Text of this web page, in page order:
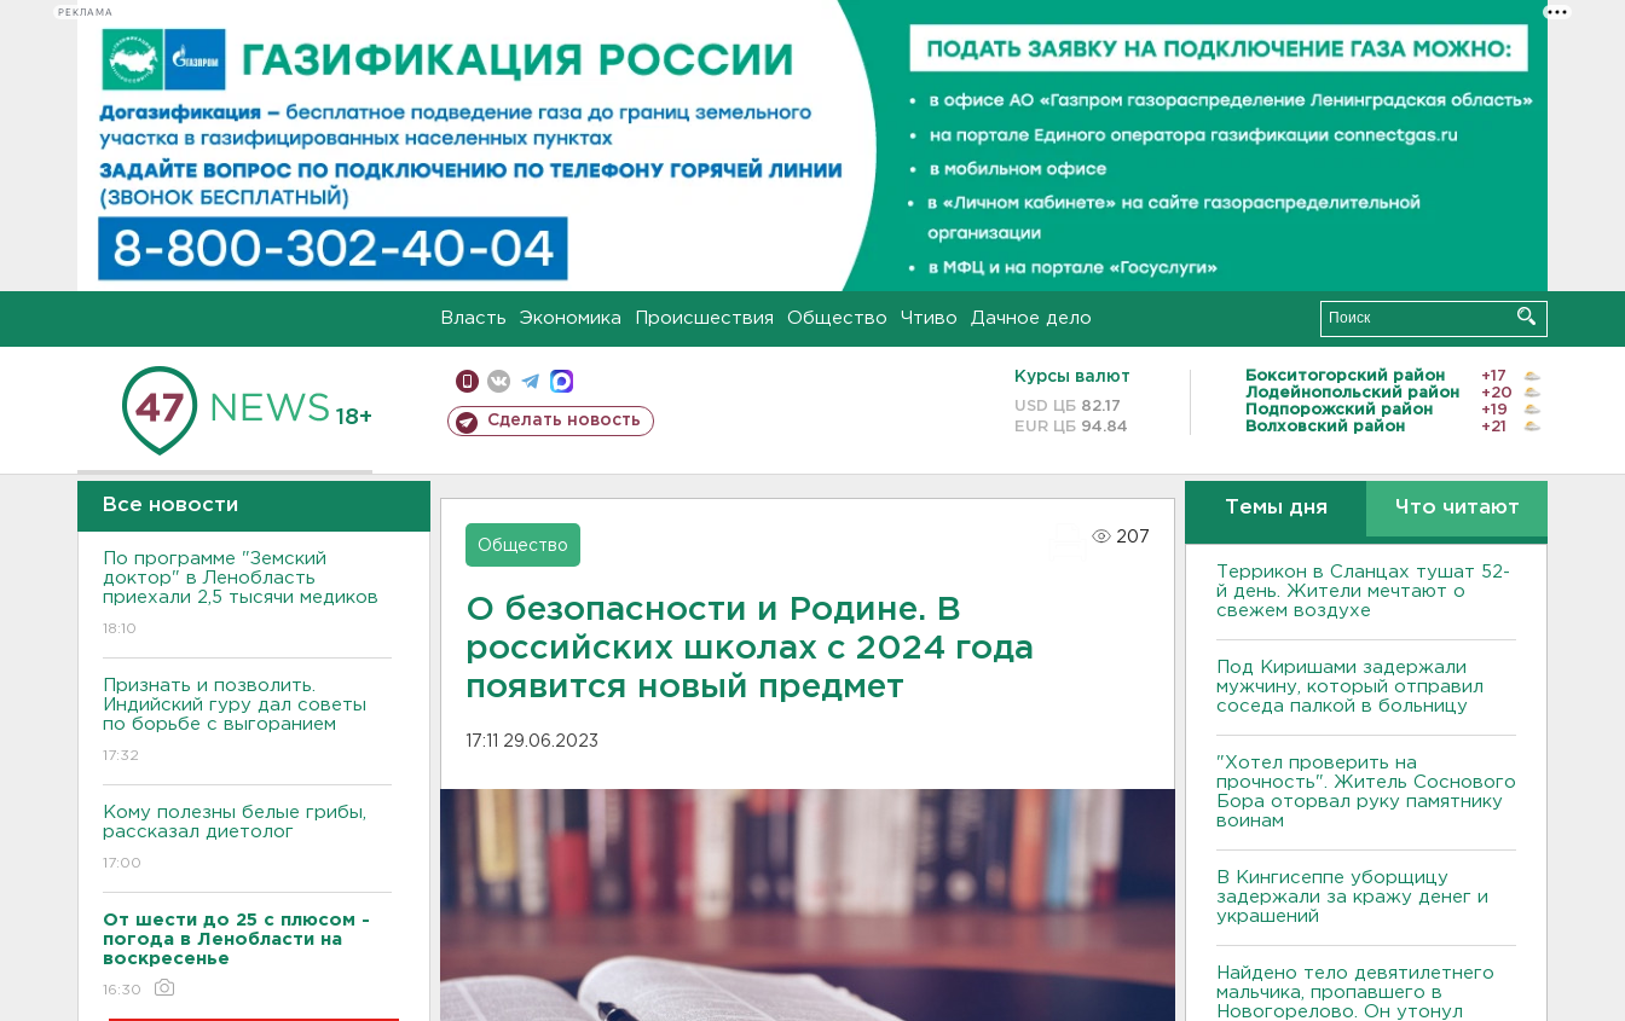
РЕКЛАМА
Власть Экономика Происшествия Общество Чтиво Дачное дело
18+ Сделать новость
Курсы валют
USD ЦБ 82.17
EUR ЦБ 94.84
Бокситогорский район
+17
Лодейнопольский район
+20
Подпорожский район
+19
Волховский район
+21
Все новости
По программе "Земский
доктор" в Ленобласть
приехали 2,5 тысячи медиков
18:10
Признать и позволить.
Индийский гуру дал советы
по борьбе с выгоранием
17:32
Кому полезны белые грибы,
рассказал диетолог
17:00
От шести до 25 с плюсом -
погода в Ленобласти на
воскресенье
16:30
Общество
207
О безопасности и Родине. В
российских школах с 2024 года
появится новый предмет
17:11 29.06.2023
Темы дня Что читают
Террикон в Сланцах тушат 52-
й день. Жители мечтают о
свежем воздухе
Под Киришами задержали
мужчину, который отправил
соседа палкой в больницу
"Хотел проверить на
прочность". Житель Соснового
Бора оторвал руку памятнику
воинам
В Кингисеппе уборщицу
задержали за кражу денег и
украшений
Найдено тело девятилетнего
мальчика, пропавшего в
Новогорелово. Он утонул